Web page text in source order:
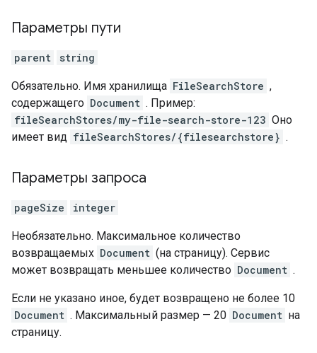
Параметры пути
parent string
Обязательно. Имя хранилища FileSearchStore ,
содержащего Document . Пример:
fileSearchStores/my-file-search-store-123 Оно
имеет вид fileSearchStores/{filesearchstore} .
Параметры запроса
pageSize integer
Необязательно. Максимальное количество
возвращаемых Document (на страницу). Сервис
может возвращать меньшее количество Document .
Если не указано иное, будет возвращено не более 10
Document . Максимальный размер — 20 Document на
страницу.